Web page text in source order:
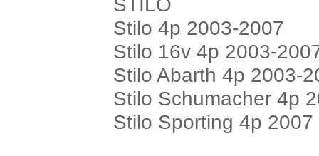
Stilo 4p 2003-2007
Stilo 16v 4p 2003-
Stilo Abarth 4p 2003-
Stilo Schumacher 4p
Stilo Sporting 4p 2007